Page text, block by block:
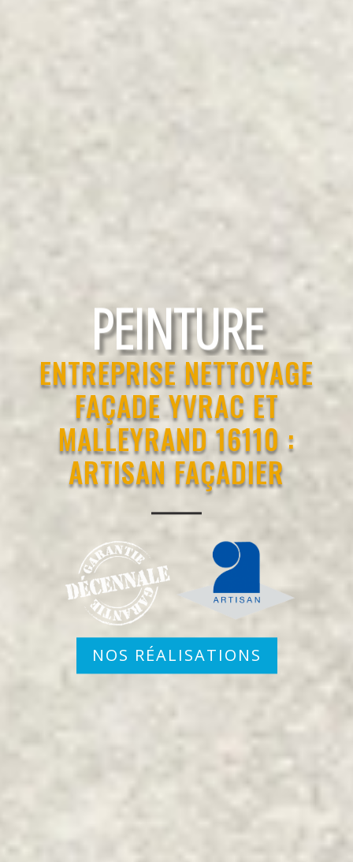
RAVALEMENT
ENTREPRISE NETTOYAGE
FAÇADE YVRAC ET
MALLEYRAND 16110 :
ARTISAN FAÇADIER
NOS RÉALISATIONS